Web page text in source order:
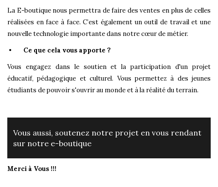
La E-boutique nous permettra de faire des ventes en plus de celles
réalisées en face à face. C’est également un outil de travail et une
nouvelle technologie importante dans notre cœur de métier.
•
Ce que cela vous apporte ?
Vous engagez dans le soutien et la participation d'un projet
éducatif, pédagogique et culturel. Vous permettez à des jeunes
étudiants de pouvoir s'ouvrir au monde et à la réalité du terrain.
Vous aussi, soutenez notre projet en vous rendant
sur notre e-boutique
Merci à Vous !!!